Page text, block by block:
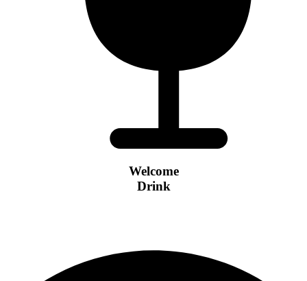
Welcome
Drink